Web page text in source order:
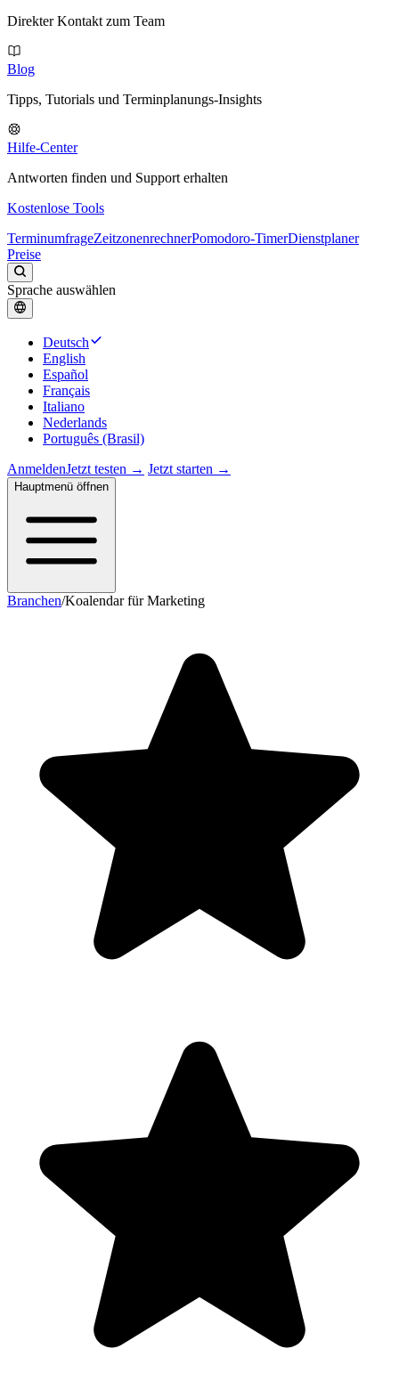
Direkter Kontakt zum Team
Blog
Tipps, Tutorials und Terminplanungs-Insights
Hilfe-Center
Antworten finden und Support erhalten
Kostenlose Tools
TerminumfrageZeitzonenrechnerPomodoro-TimerDienstplaner
Preise
Sprache auswählen
Deutsch
English
Español
Français
Italiano
Nederlands
Português (Brasil)
AnmeldenJetzt testen → Jetzt starten →
Hauptmenü öffnen
Branchen/Koalendar für Marketing